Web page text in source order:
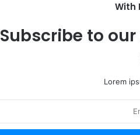
With
Subscribe to
Lorem